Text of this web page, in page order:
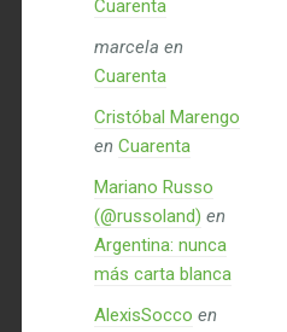
Cuarenta
marcela en
Cuarenta
Cristóbal Marengo
en Cuarenta
Mariano Russo
(@russoland) en
Argentina: nunca
más carta blanca
AlexisSocco en